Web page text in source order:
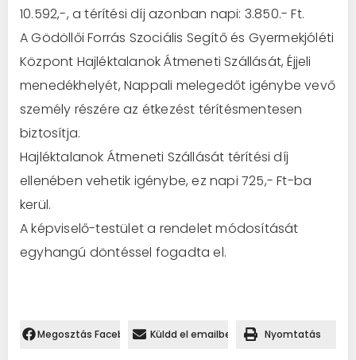
10.592,-, a térítési díj azonban napi: 3.850.- Ft.
A Gödöllői Forrás Szociális Segítő és Gyermekjóléti
Központ Hajléktalanok Átmeneti Szállását, Éjjeli
menedékhelyét, Nappali melegedőt igénybe vevő
személy részére az étkezést térítésmentesen
biztosítja.
Hajléktalanok Átmeneti Szállását térítési díj
ellenében vehetik igénybe, ez napi 725,- Ft-ba
kerül.
A képviselő-testület a rendelet módosítását
egyhangú döntéssel fogadta el.
Megosztás Facebookon.Küldd el emailben Nyomtatás